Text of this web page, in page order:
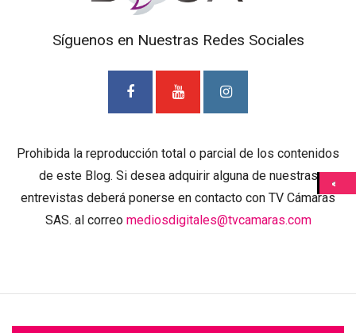
Síguenos en Nuestras Redes Sociales
Prohibida la reproducción total o parcial de los contenidos
de este Blog. Si desea adquirir alguna de nuestras
entrevistas deberá ponerse en contacto con TV Cámaras
SAS. al correo mediosdigitales@tvcamaras.com